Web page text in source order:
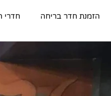
הזמנת חדר בריחה חדרי